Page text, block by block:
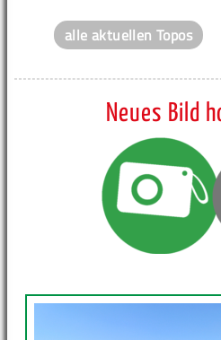
alle aktuellen Topos
Neues Bild